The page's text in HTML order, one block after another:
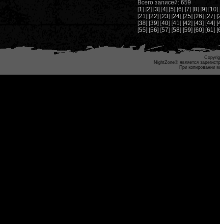
Всего записей: 659
[1] [2] [3] [4] [5] [6] [7] [8] [9] [10]
[21] [22] [23] [24] [25] [26] [27] [
[38] [39] [40] [41] [42] [43] [44] [
[55] [56] [57] [58] [59] [60] [61] [
NightZone® является
При копировании